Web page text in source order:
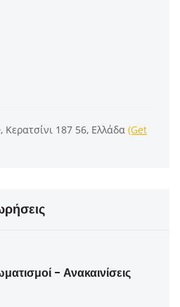
187 56, Ελλάδα (Get
- Ανακαινίσεις